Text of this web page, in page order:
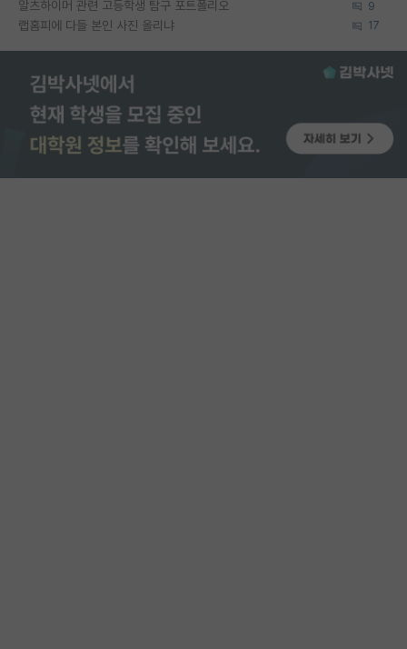
알츠하이머 관련 고등학생 탐구 포트폴리오 9
랩홈피에 다들 본인 사진 올리냐 17